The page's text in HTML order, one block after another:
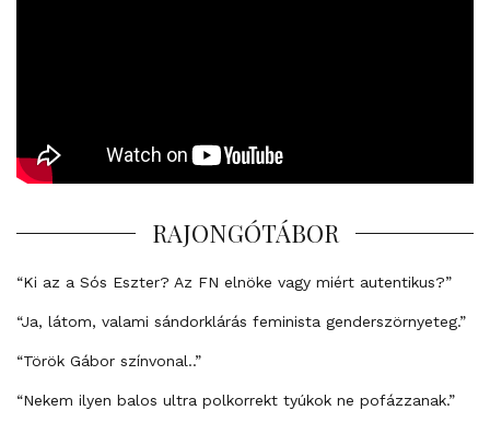
RAJONGÓTÁBOR
“Ki az a Sós Eszter? Az FN elnöke vagy miért autentikus?”
“Ja, látom, valami sándorklárás feminista genderszörnyeteg.”
“Török Gábor színvonal..”
“Nekem ilyen balos ultra polkorrekt tyúkok ne pofázzanak.”